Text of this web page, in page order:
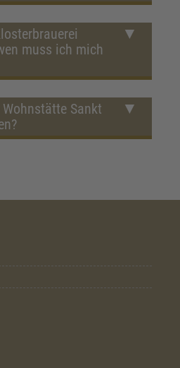
muss ich mich
Sankt